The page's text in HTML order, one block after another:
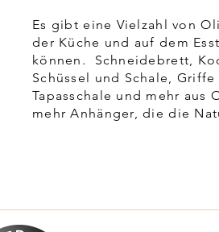
Es gibt eine Vielzahl von
der Küche und auf dem
können. Schneidebrett,
Schüssel und Schale, Griffe
Tapasschale und mehr aus
mehr Anhänger, die die